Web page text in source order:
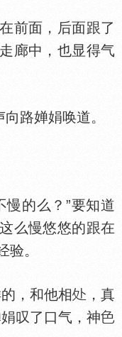
面，后面跟了
廊中，也显得气
路婵娟唤道。
的么？”要知道
么慢悠悠的跟在
验。
，和他相
，真
叹了口气，神